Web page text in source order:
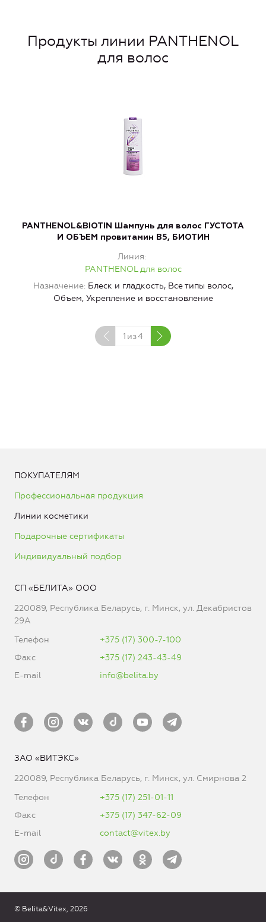
Продукты линии PANTHENOL
для волос
PANTHENOL&BIOTIN Шампунь для волос ГУСТОТА
И ОБЪЕМ провитамин В5, БИОТИН
Линия
PANTHENOL для волос
Назначение Блеск и гладкость, Все типы волос,
Объем, Укрепление и восстановление
1 из4
ПОКУПАТЕЛЯМ
Профессиональная продукция
Линии косметики
Подарочные сертификаты
Индивидуальный подбор
СП «БЕЛИТА» ООО
220089, Республика Беларусь, г. Минск, ул. Декабристов
29А
Телефон
+375 (17) 300-7-100
Факс
+375 (17) 243-43-49
E-mail
info@belita.by
ЗАО «ВИТЭКС»
220089, Республика Беларусь, г. Минск, ул. Смирнова 2
Телефон
+375 (17) 251-01-11
Факс
+375 (17) 347-62-09
E-mail
contact@vitex.by
© Belita&Vitex, 2026